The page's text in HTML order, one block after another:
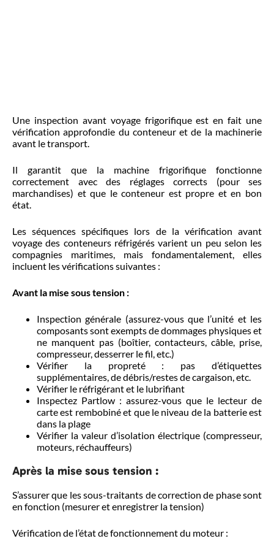
Une inspection avant voyage frigorifique est en fait une
vérification approfondie du conteneur et de la machinerie
avant le transport.
Il garantit que la machine frigorifique fonctionne
correctement avec des réglages corrects (pour ses
marchandises) et que le conteneur est propre et en bon
état.
Les séquences spécifiques lors de la vérification avant
voyage des conteneurs réfrigérés varient un peu selon les
compagnies maritimes, mais fondamentalement, elles
incluent les vérifications suivantes :
Avant la mise sous tension :
Inspection générale (assurez-vous que l’unité et les
composants sont exempts de dommages physiques et
ne manquent pas (boîtier, contacteurs, câble, prise,
compresseur, desserrer le fil, etc.)
Vérifier la propreté : pas d’étiquettes
supplémentaires, de débris/restes de cargaison, etc.
Vérifier le réfrigérant et le lubrifiant
Inspectez Partlow : assurez-vous que le lecteur de
carte est rembobiné et que le niveau de la batterie est
dans la plage
Vérifier la valeur d’isolation électrique (compresseur,
moteurs, réchauffeurs)
Après la mise sous tension :
S’assurer que les sous-traitants de correction de phase sont
en fonction (mesurer et enregistrer la tension)
Vérification de l’état de fonctionnement du moteur :